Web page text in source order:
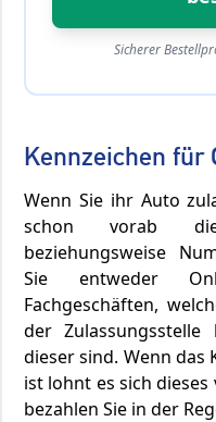
Sicherer
Kennzeichen für
Wenn Sie ihr Auto
schon vorab
beziehungsweise
Sie entweder
Fachgeschäften,
der
dieser sind. Wenn das
ist lohnt es sich
bezahlen Sie in der